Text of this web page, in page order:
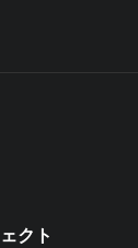
クト